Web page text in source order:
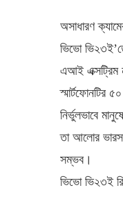
অসাধারণ
ভিভো
এআই এক্সট্রিম
স্মার্টফোনটির
নির্ভুলভাবে
তা আলোর
সম্ভব।
ভিভো ভি২৩ই